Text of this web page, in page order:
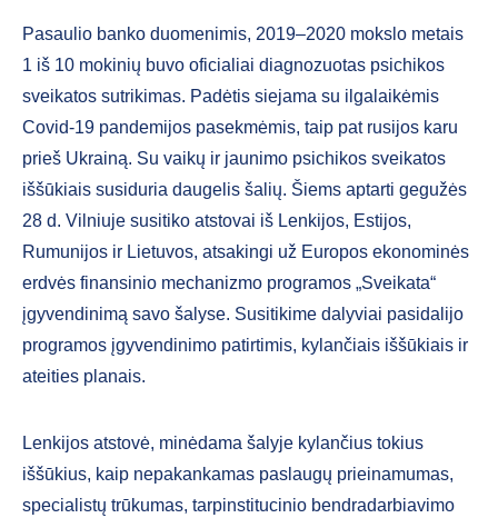
Pasaulio banko duomenimis, 2019–2020 mokslo metais
1 iš 10 mokinių buvo oficialiai diagnozuotas psichikos
sveikatos sutrikimas. Padėtis siejama su ilgalaikėmis
Covid-19 pandemijos pasekmėmis, taip pat rusijos karu
prieš Ukrainą. Su vaikų ir jaunimo psichikos sveikatos
iššūkiais susiduria daugelis šalių. Šiems aptarti gegužės
28 d. Vilniuje susitiko atstovai iš Lenkijos, Estijos,
Rumunijos ir Lietuvos, atsakingi už Europos ekonominės
erdvės finansinio mechanizmo programos „Sveikata“
įgyvendinimą savo šalyse. Susitikime dalyviai pasidalijo
programos įgyvendinimo patirtimis, kylančiais iššūkiais ir
ateities planais.
Lenkijos atstovė, minėdama šalyje kylančius tokius
iššūkius, kaip nepakankamas paslaugų prieinamumas,
specialistų trūkumas, tarpinstitucinio bendradarbiavimo